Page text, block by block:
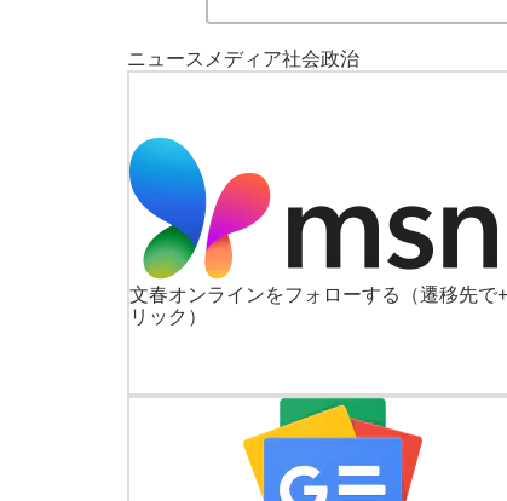
ニュース メディア社会政治
文春オンラインをフォローする
（遷移先で
リック）